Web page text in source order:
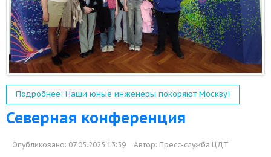
Подробнее: Наши юные инженеры покоряют Москву!
Северная конференция
Опубликовано: 07.05.2025 13:59 Автор: Пресс-служба ЦДТ